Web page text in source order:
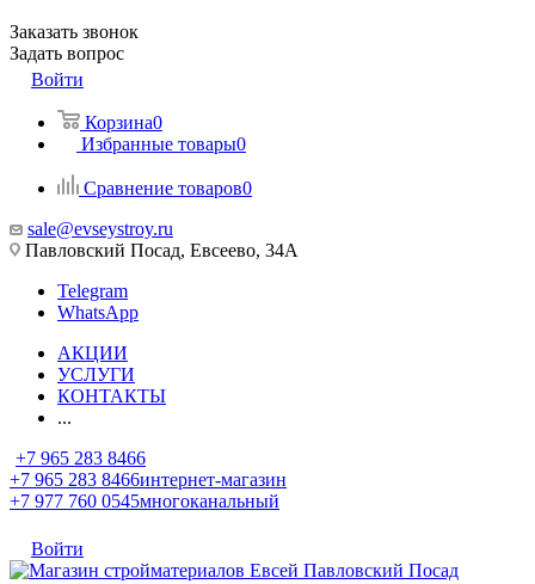
Заказать звонок
Задать вопрос
Войти
Корзина0
Избранные товары0
Сравнение товаров0
sale@evseystroy.ru
Павловский Посад, Евсеево, 34А
Telegram
WhatsApp
АКЦИИ
УСЛУГИ
КОНТАКТЫ
...
+7 965 283 8466
+7 965 283 8466интернет-магазин
+7 977 760 0545многоканальный
Войти